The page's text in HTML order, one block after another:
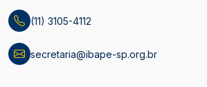
(11) 3105-4112
secretaria@ibape-sp.org.br